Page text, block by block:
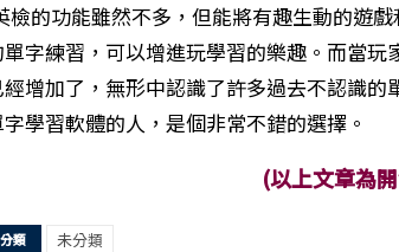
檢的功能雖然不多，但能將有趣生動的遊
單字練習，可以增進玩學習的樂趣。而當
經增加了，無形中認識了許多過去不認識
字學習軟體的人，是個非常不錯的選擇。
(以上文章為
分類 未分類